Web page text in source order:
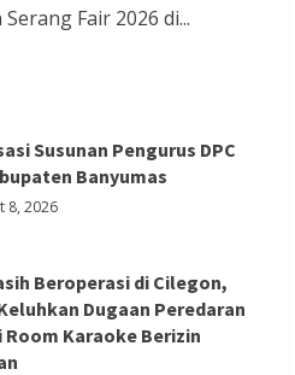
Menjadi Sarana
Pelajar SMK
Tinggi
2026
Fair 2026 di...
Susunan Pengurus DPC
Banyumas
8, 2026
Beroperasi di Cilegon,
Dugaan Peredaran
Room Karaoke Berizin